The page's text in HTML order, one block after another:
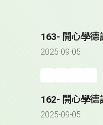
163- 開心學德
2025-09-05
162- 開心學德
2025-09-05